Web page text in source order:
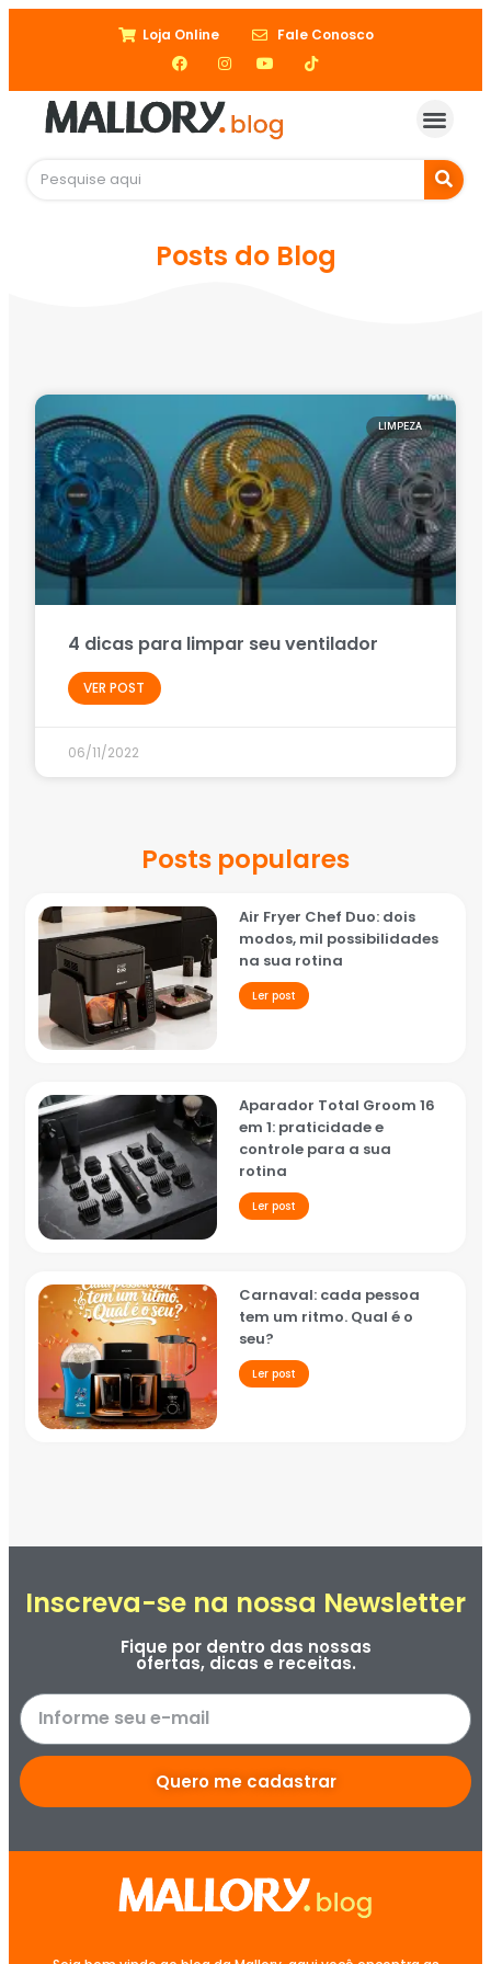
Loja Online Fale Conosco
Posts do Blog
LIMPEZA
4 dicas para limpar seu ventilador
VER POST
06/11/2022
Posts populares
Air Fryer Chef Duo: dois
modos, mil possibilidades
na sua rotina
Ler post
Aparador Total Groom 16
em 1: praticidade e
controle para a sua
rotina
Ler post
Carnaval: cada pessoa
tem um ritmo. Qual é o
seu?
Ler post
Inscreva-se na nossa Newsletter
Fique por dentro das nossas
ofertas, dicas e receitas.
Quero me cadastrar